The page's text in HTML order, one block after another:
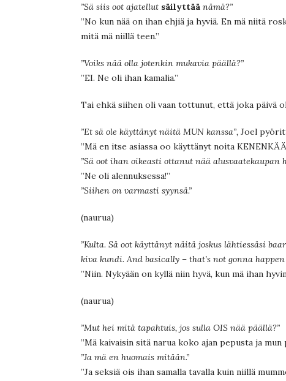
”Sä siis oot ajatellut säilyttää nämä?”
”No kun nää on ihan ehjiä ja hyviä. En mä niitä
mitä mä niillä teen.”
”Voiks nää olla jotenkin mukavia päällä?”
”EI. Ne oli ihan kamalia.”
Tai ehkä siihen oli vaan tottunut, että joka päivä
”Et sä ole käyttänyt näitä MUN kanssa”, Joel
”Mä en itse asiassa oo käyttänyt noita
”Sä oot ihan oikeasti ottanut nää
”Ne oli alennuksessa!”
”Siihen on varmasti syynsä.”
(naurua)
”Kulta. Sä oot käyttänyt näitä joskus lähtiessäsi
kiva kundi. And basically – that’s not gonna happen
”Niin. Nykyään on kyllä niin hyvä, kun mä ihan
(naurua)
”Mut hei mitä tapahtuis, jos sulla OIS nää päällä?”
”Mä kaivaisin sitä narua koko ajan pepusta ja mun
”Ja mä en huomais mitään.”
”Ja seksiä ois ihan samalla tavalla kuin niillä